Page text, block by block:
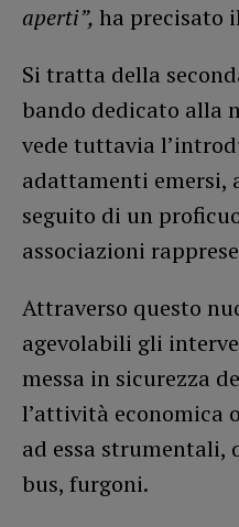
aperti”, ha precisato
Si tratta della
bando dedicato alla
vede tuttavia
adattamenti emersi,
seguito di un
associazioni
Attraverso questo
agevolabili gli
messa in sicurezza
l’attività economica
ad essa strumentali,
bus, furgoni.